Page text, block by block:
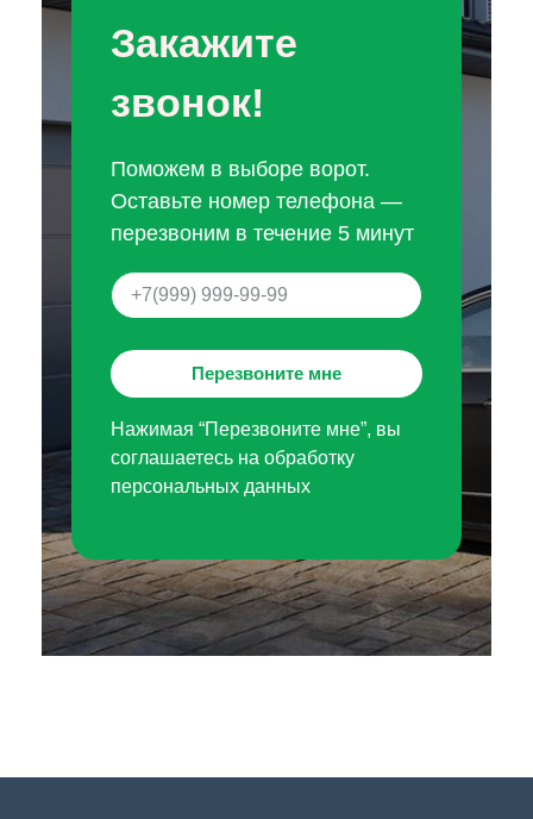
Закажите
звонок!
Поможем в выборе ворот.
Оставьте номер телефона —
перезвоним в течение 5 минут
Перезвоните мне
Нажимая “Перезвоните мне”, вы
соглашаетесь на обработку
персональных данных